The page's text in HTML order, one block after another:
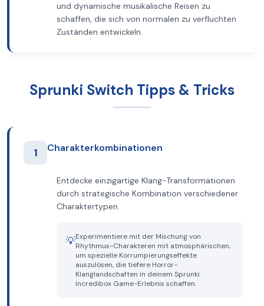
und dynamische musikalische Reisen zu
schaffen, die sich von normalen zu verfluchten
Zuständen entwickeln.
Sprunki Switch Tipps & Tricks
1 Charakterkombinationen
Entdecke einzigartige Klang-Transformationen
durch strategische Kombination verschiedener
Charaktertypen.
💡Experimentiere mit der Mischung von
Rhythmus-Charakteren mit atmosphärischen,
um spezielle Korrumpierungseffekte
auszulösen, die tiefere Horror-
Klanglandschaften in deinem Sprunki
Incredibox Game-Erlebnis schaffen.